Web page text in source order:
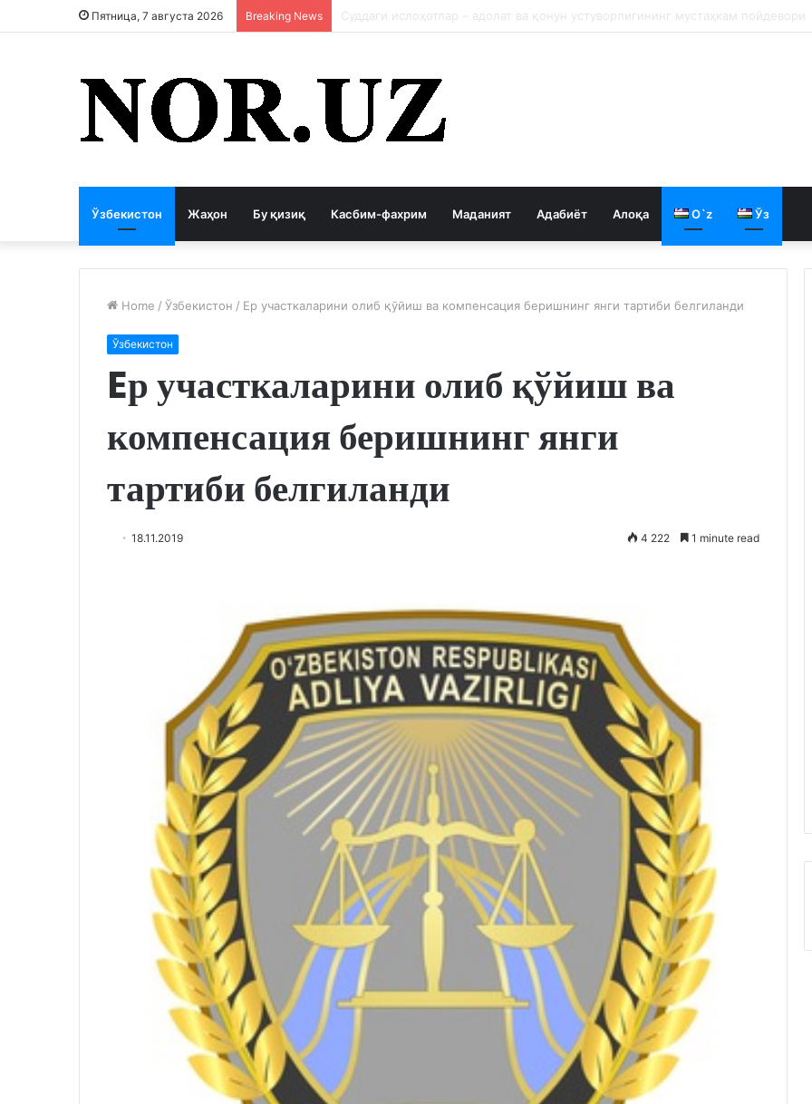
Пятница, 7 августа 2026 Breaking News Коррупция давлатни кемиради
Ўзбекистон Жаҳон Бу қизиқ Касбим-фахрим Маданият Адабиёт Алоқа O`z Ўз
Home / Ўзбекистон / Eр участкаларини олиб қўйиш ва компенсация беришнинг янги тартиби белгиланди
Ўзбекистон
Eр участкаларини олиб қўйиш ва
компенсация беришнинг янги
тартиби белгиланди
18.11.2019 4 222 1 minute read